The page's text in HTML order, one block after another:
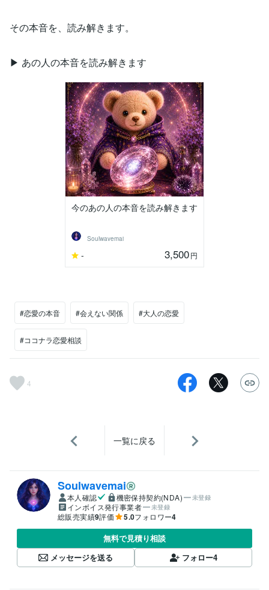
その本音を、読み解きます。
▶ あの人の本音を読み解きます
今のあの人の本音を読み解きます
Soulwavemai
- 3,500円
#恋愛の本音 #会えない関係 #大人の恋愛
#ココナラ恋愛相談
4
一覧に戻る
Soulwavemai
本人確認 機密保持契約(NDA) 未登録
インボイス発行事業者 未登録
総販売実績9評価 5.0フォロワー4
無料で見積り相談
メッセージを送る
フォロー4